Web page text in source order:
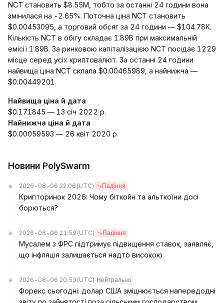
NCT становить $8.55M, тобто за останні 24 години вона
змінилася на -2.65%. Поточна ціна NCT становить
$0.00453095, а торговий обсяг за 24 години — $104.78K.
Кількість NCT в обігу складає 1.89B при максимальній
емісії 1.89B. За ринковою капіталізацією NCT посідає 1229
місце серед усіх криптовалют. За останні 24 години
найвища ціна NCT склала $0.00465989, а найнижча —
$0.00449201.
Найвища ціна й дата
$0.171845 — 13 січ 2022 р.
Найнижча ціна й дата
$0.00059593 — 26 квіт 2020 р.
Новини PolySwarm
2026-08-06 22:06 (UTC) Падіння
Крипторинок 2026: Чому біткойн та альткоїни досі
борються?
2026-08-06 21:59 (UTC) Падіння
Мусалем з ФРС підтримує підвищення ставок, заявляє,
що інфляція залишається надто високою
2026-08-06 20:53 (UTC) Нейтрально
Форекс сьогодні: долар США зміцнюється напередодні